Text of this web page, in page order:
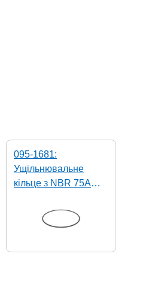
095-1681:
Ущільнювальне
кільце з NBR 75A